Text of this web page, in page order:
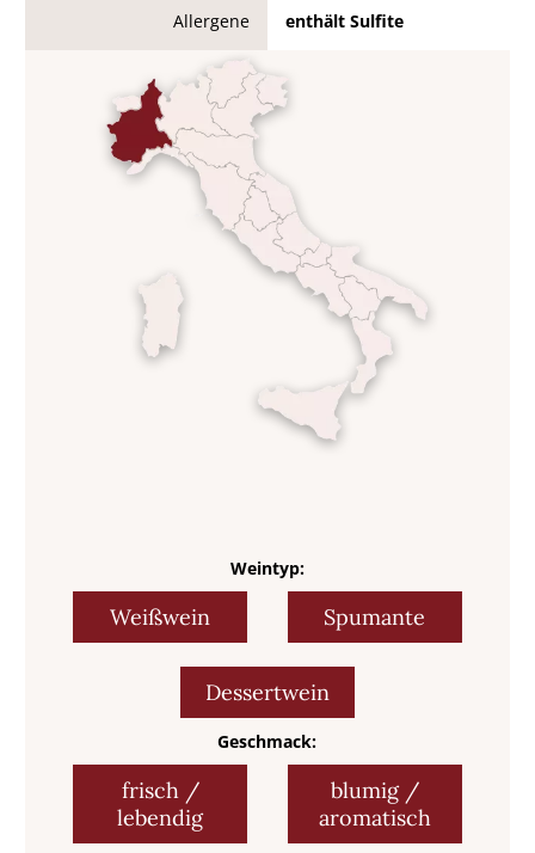
Allergene enthält Sulfite
Weintyp:
Weißwein Spumante
Dessertwein
Geschmack:
frisch /
lebendig
blumig /
aromatisch